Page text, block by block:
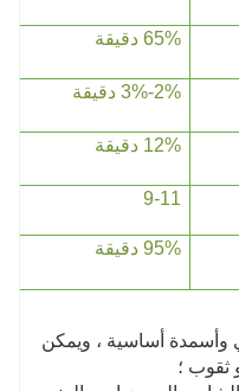
65% دقيقة
2%-3% دقيقة
12% دقيقة
9-11
95% دقيقة
وأسمدة أساسية ، ويمكن
ثقوب ؛